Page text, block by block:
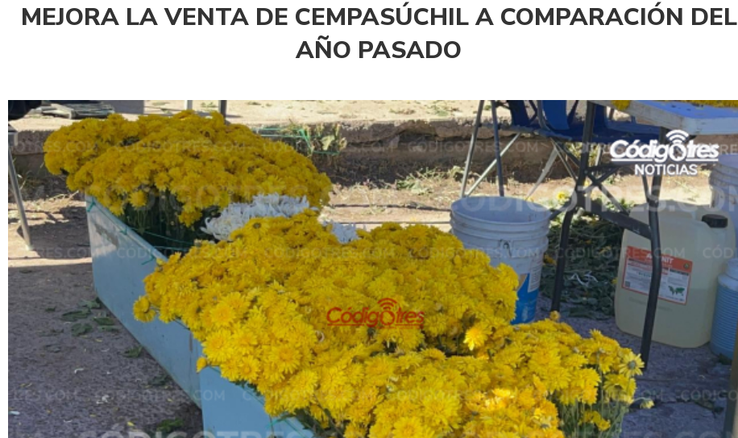
MEJORA LA VENTA DE CEMPASÚCHIL A COMPARACIÓN DEL
AÑO PASADO